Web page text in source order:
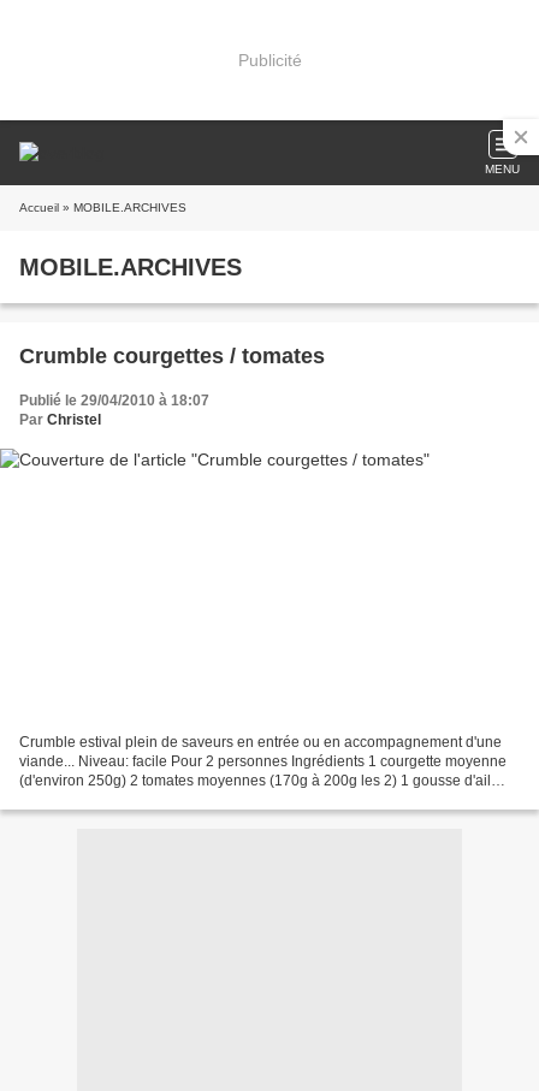
Publicité
MENU
Accueil » MOBILE.ARCHIVES
MOBILE.ARCHIVES
Crumble courgettes / tomates
Publié le 29/04/2010 à 18:07
Par Christel
Crumble estival plein de saveurs en entrée ou en accompagnement d'une
viande... Niveau: facile Pour 2 personnes Ingrédients 1 courgette moyenne
(d'environ 250g) 2 tomates moyennes (170g à 200g les 2) 1 gousse d'ail